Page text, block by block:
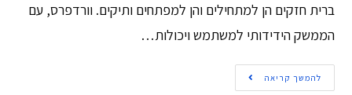
ברית חזקים הן למתחילים והן למפתחים ותיקים. וורדפרס, עם
הממשק הידידותי למשתמש ויכולות…
להמשך קריאה